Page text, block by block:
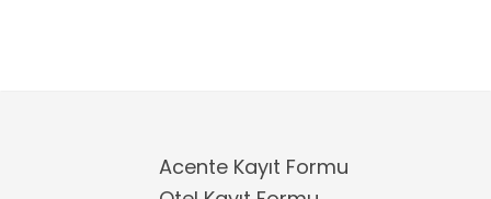
Acente Kayıt Formu